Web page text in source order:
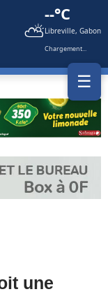
⛅
--°C
Libreville, Gabon
Chargement...
☰
une